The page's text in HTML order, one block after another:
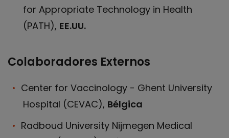
for Appropriate Technology in Health
(PATH), EE.UU.
Colaboradores Externos
Center for Vaccinology - Ghent University
Hospital (CEVAC), Bélgica
Radboud University Nijmegen Medical